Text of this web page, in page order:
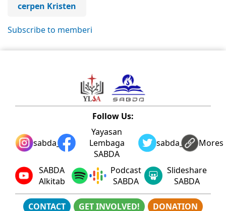
cerpen Kristen
Subscribe to memberi
Follow Us:
sabda_ylsa
Yayasan
Lembaga
SABDA
sabda_ylsaMores
SABDA
Alkitab
Podcast
SABDA
Slideshare
SABDA
CONTACT GET INVOLVED! DONATION